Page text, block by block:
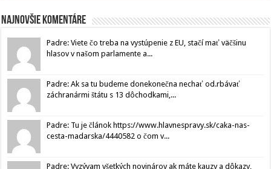
Najnovšie komentáre
Padre: Viete čo treba na vystúpenie z EU, stačí mať väčšinu
hlasov v našom parlamente a...
Padre: Ak sa tu budeme donekonečna nechať od.rbávať
záchranármi štátu s 13 dôchodkami,...
Padre: Tu je článok https://www.hlavnespravy.sk/caka-nas-
cesta-madarska/4440582 o čom v...
Padre: Vyzývam všetkých novinárov ak máte kauzy a dôkazy,